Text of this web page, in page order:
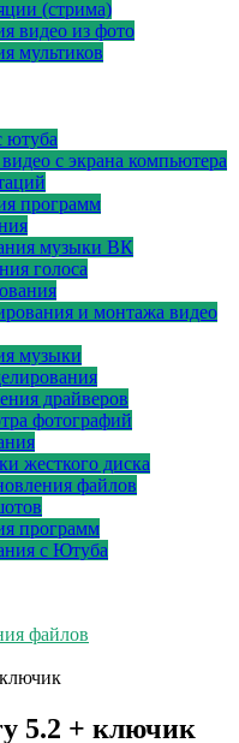
(стрима)
видео из фото
мультиков
ютуба
с экрана компьютера
программ
музыки ВК
голоса
и монтажа видео
музыки
драйверов
фотографий
жесткого диска
файлов
программ
с Ютуба
файлов
5.2 + ключик